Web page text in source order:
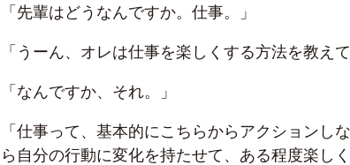
「先輩はどうなんですか。仕事。」
「うーん、オレは仕事を楽しくする方法を教え
「なんですか、それ。」
「仕事って、基本的にこちらからアクションし
ら自分の行動に変化を持たせて、ある程度楽し